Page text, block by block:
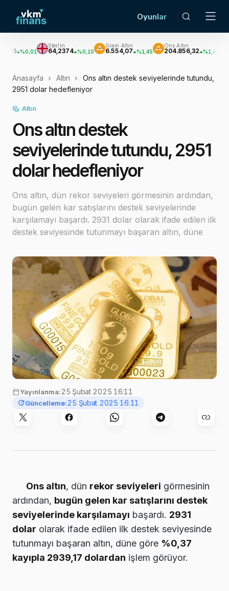
Oyunlar
Sterlin
64,2374 %0,10
Gram Altın
6.554,07 %1,45
Ons Altın
204.856,32 %1,48
Anasayfa Altın
Ons altın destek seviyelerinde tutundu,
2951 dolar hedefleniyor
Altın
Ons altın destek
seviyelerinde tutundu, 2951
dolar hedefleniyor
Ons altın, dün rekor seviyeleri görmesinin ardından,
bugün gelen kar satışlarını destek seviyelerinde
karşılamayı başardı. 2931 dolar olarak ifade edilen ilk
destek seviyesinde tutunmayı başaran altın, düne
görüyor.2951 dolar yeniden test edilebilirAnalistle…
Görsel:hamiltonleen
Yayınlanma:25 Şubat 2025 16:11
Güncelleme:25 Şubat 2025 16:11
Ons altın, dün rekor seviyeleri görmesinin
ardından, bugün gelen kar satışlarını destek
seviyelerinde karşılamayı başardı. 2931
dolar olarak ifade edilen ilk destek seviyesinde
tutunmayı başaran altın, düne göre %0,37
kayıpla 2939,17 dolardan işlem görüyor.